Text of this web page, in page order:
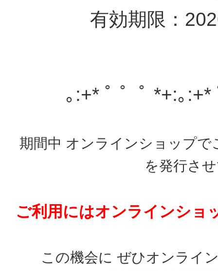
有効期限：
｡:+* ﾟ ゜ﾟ *+:｡
期間中 オンラインショップ
を発行さ
ご利用にはオンラインショ
この機会に ぜひオンライ